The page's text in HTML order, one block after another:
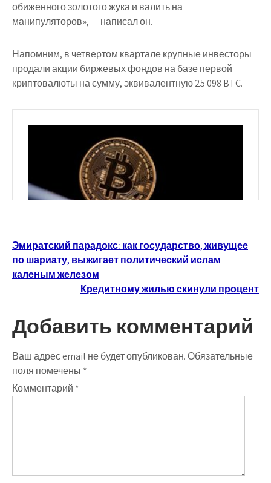
обиженного золотого жука и валить на
манипуляторов», — написал он.
Напомним, в четвертом квартале крупные инвесторы
продали акции биржевых фондов на базе первой
криптовалюты на сумму, эквивалентную 25 098 BTC.
Навигация
по
записям
Эмиратский парадокс: как государство, живущее
по шариату, выжигает политический ислам
каленым железом
Кредитному жилью скинули процент
Добавить комментарий
Ваш адрес email не будет опубликован.Обязательные
поля помечены *
Комментарий *